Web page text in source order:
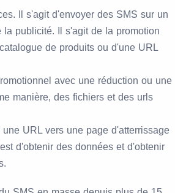
Il s'agit d'envoyer des SMS sur un
publicité. Il s'agit de la promotion
de produits ou d'une URL
avec une réduction ou une
manière, des fichiers et des urls
URL vers une page d'atterrissage
d'obtenir des données et d'obtenir